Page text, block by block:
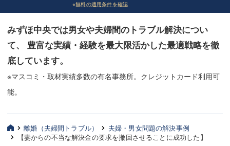
法律相談など（その他）
お客様へ
みずほ中央の特長・実質編
三平 聡史
※無料の適用条件を確認
みずほ中央では男女や夫婦間のトラブル解決につい
て、 豊富な実績・経験を最大限活かした最適戦略を徹
底しています。
※マスコミ・取材実績多数の有名事務所。クレジットカード利用可
能。
法律相談など（その他）
お客様へ
みずほ中央の特長・実質編
三平 聡史
離婚（夫婦間トラブル）
夫婦・男女問題の解決事例
【妻からの不当な解決金の要求を撤回させることに成功した】